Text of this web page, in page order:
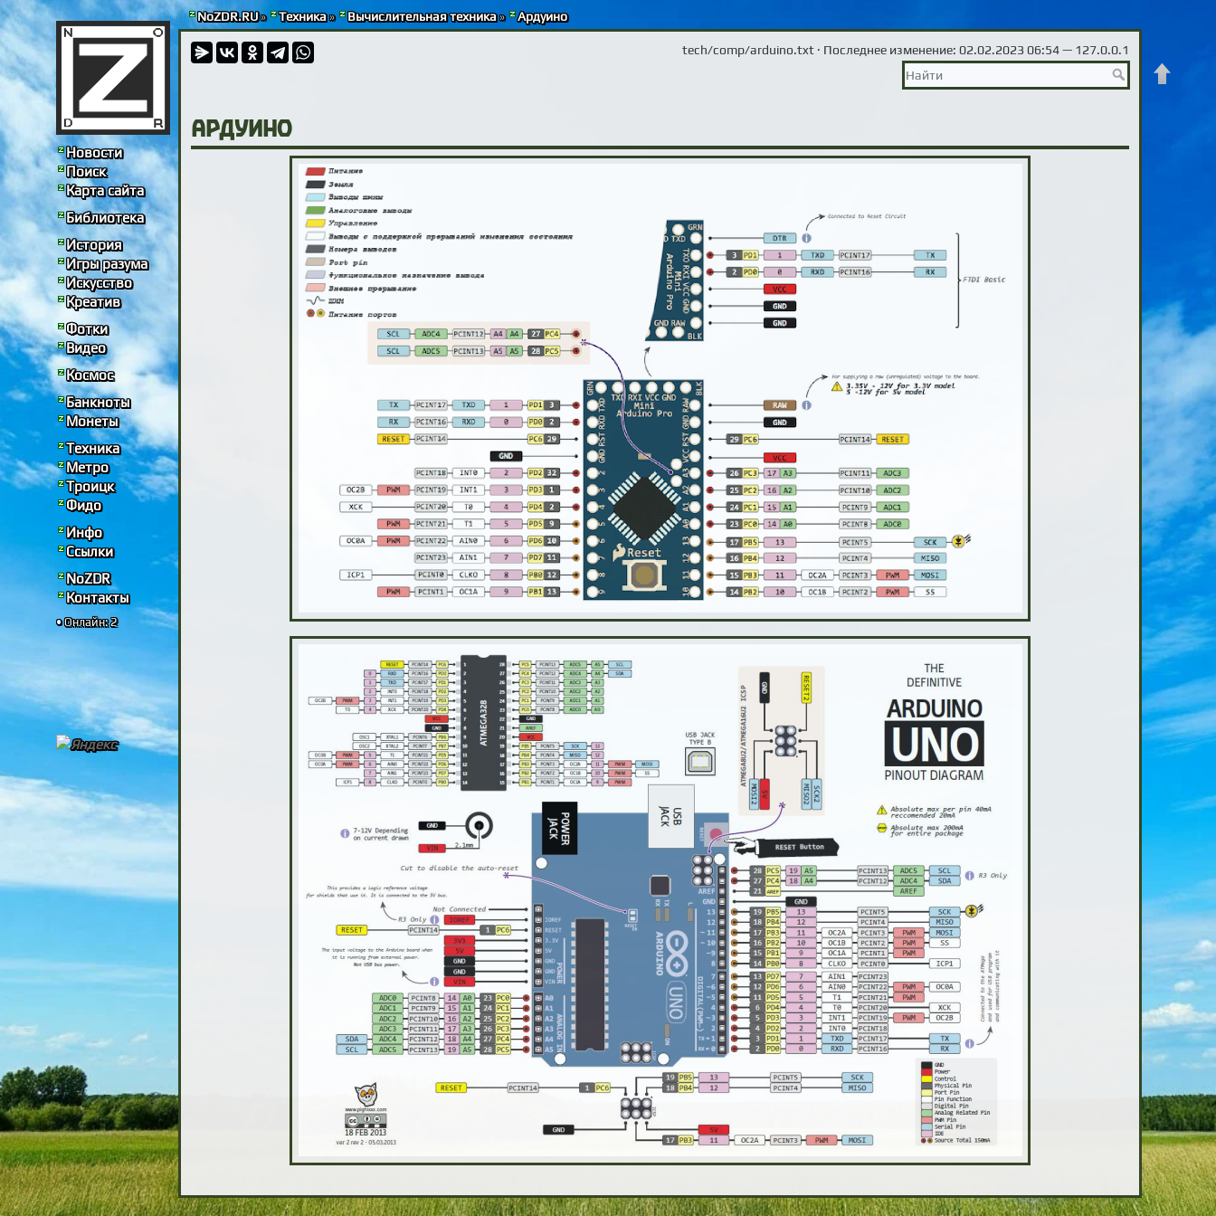
NoZDR.RU» Техника» Вычислительная техника» Ардуино
Новости
Поиск
Карта сайта
Библиотека
История
Игры разума
Искусство
Креатив
Фотки
Видео
Космос
Банкноты
Монеты
Техника
Метро
Троицк
Фидо
Инфо
Ссылки
NoZDR
Контакты
• Онлайн: 2
tech/comp/arduino.txt· Последнее изменение: 02.02.2023 06:54 — 127.0.0.1
Ардуино
Наверх